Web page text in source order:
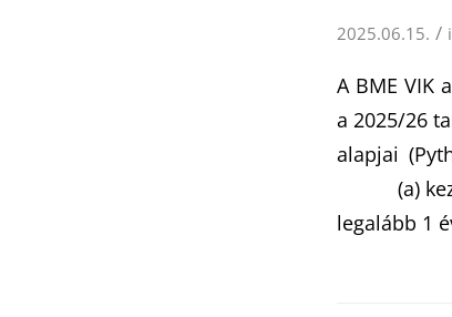
2025.06.15. /
A BME VIK
a 2025/26
alapjai
(a)
legalább 1